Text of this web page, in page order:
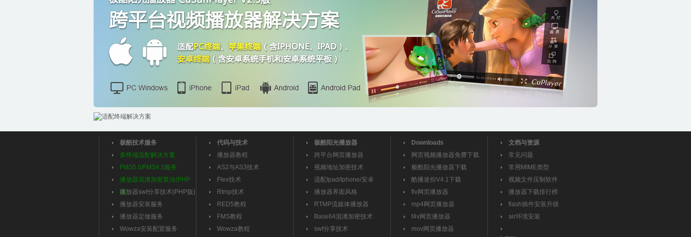
极酷技术服务
多终端适配解决方案
FMS5.0/FMS4.5服务
播放器混淆加密算法(PHP
版)
播放器swf分享技术(PHP版)
播放器安装服务
播放器定做服务
Wowza安装配置服务
代码与技术
播放器教程
AS2与AS3技术
Flex技术
Rtmp技术
RED5教程
FMS教程
Wowza教程
极酷阳光播放器
跨平台网页播放器
视频地址加密技术
适配Ipad/Iphone/安卓
播放器界面风格
RTMP流媒体播放器
Base64混淆加密技术
swf分享技术
Downloads
网页视频播放器免费下载
极酷阳光播放器下载
酷播迷你V4.1下载
flv网页播放器
mp4网页播放器
f4v网页播放器
mov网页播放器
文档与资源
常见问题
常用MIME类型
视频文件压制软件
播放器下载排行榜
flash插件安装升级
air环境安装